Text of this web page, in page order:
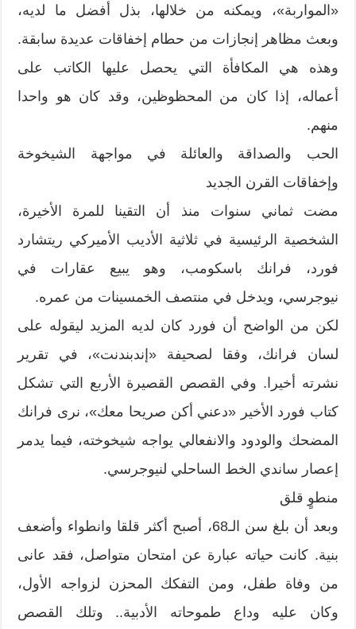
«المواربة»، ويمكنه من خلالها، بذل أفضل ما لديه،
وبعث مظاهر إنجازات من حطام إخفاقات عديدة سابقة.
وهذه هي المكافأة التي يحصل عليها الكاتب على
أعماله، إذا كان من المحظوظين، وقد كان هو واحدا
منهم.
الحب والصداقة والعائلة في مواجهة الشيخوخة
وإخفاقات القرن الجديد
مضت ثماني سنوات منذ أن التقينا للمرة الأخيرة،
الشخصية الرئيسية في ثلاثية الأديب الأميركي ريتشارد
فورد، فرانك باسكومب، وهو يبيع عقارات في
نيوجرسي، ويدخل في منتصف الخمسينات من عمره.
لكن من الواضح أن فورد كان لديه المزيد ليقوله على
لسان فرانك، وفقا لصحيفة «إندبندنت»، في تقرير
نشرته أخيرا. وفي القصص القصيرة الأربع التي تشكل
كتاب فورد الأخير «دعني أكن صريحا معك»، نرى فرانك
المضحك والودود والانفعالي يواجه شيخوخته، فيما يدمر
إعصار ساندي الخط الساحلي لنيوجرسي.
منطوٍ قلق
وبعد أن بلغ سن الـ68، أصبح أكثر قلقا وانطواء وأضعف
بنية. كانت حياته عبارة عن امتحان متواصل، فقد عانى
من وفاة طفل، ومن التفكك المحزن لزواجه الأول،
وكان عليه وداع طموحاته الأدبية.. وتلك القصص